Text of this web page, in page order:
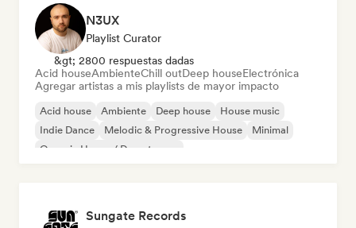
N3UX
Playlist Curator
&gt; 2800 respuestas dadas
Acid houseAmbienteChill outDeep houseElectrónica
Agregar artistas a mis playlists de mayor impacto
Acid house Ambiente Deep house
House music
Indie Dance
Melodic & Progressive House
Minimal
Organic House / Downtempo
Sungate Records